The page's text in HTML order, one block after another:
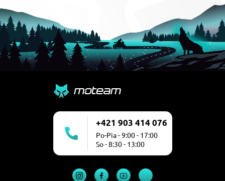
+421 903 414 076
Po-Pia - 9:00 - 17:00
So - 8:30 - 13:00